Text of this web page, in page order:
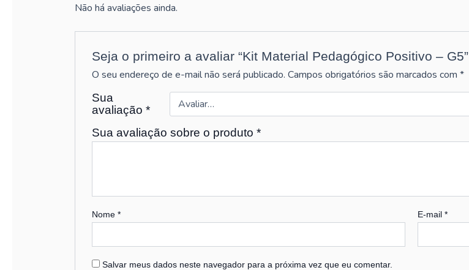
Não há avaliações ainda.
Seja o primeiro a avaliar “Kit Material Pedagógico Positivo – G5”
O seu endereço de e-mail não será publicado. Campos obrigatórios são marcados com *
Sua
avaliação *
Sua avaliação sobre o produto *
Nome * E-mail*
Salvar meus dados neste navegador para a próxima vez que eu comentar.